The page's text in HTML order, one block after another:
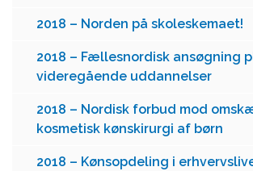
2018 – Norden på skoleskemaet!
2018 – Fællesnordisk ansøgning
videregående uddannelser
2018 – Nordisk forbud mod
kosmetisk kønskirurgi af børn
2018 – Kønsopdeling i